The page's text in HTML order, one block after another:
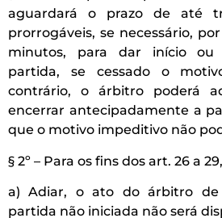
aguardará o prazo de até
prorrogáveis, se necessário,
minutos, para dar início ou
partida, se cessado o
contrário, o árbitro poderá
encerrar antecipadamente a
que o motivo impeditivo não
§ 2º – Para os fins dos art. 26 a
a) Adiar, o ato do árbitro
partida não iniciada não será